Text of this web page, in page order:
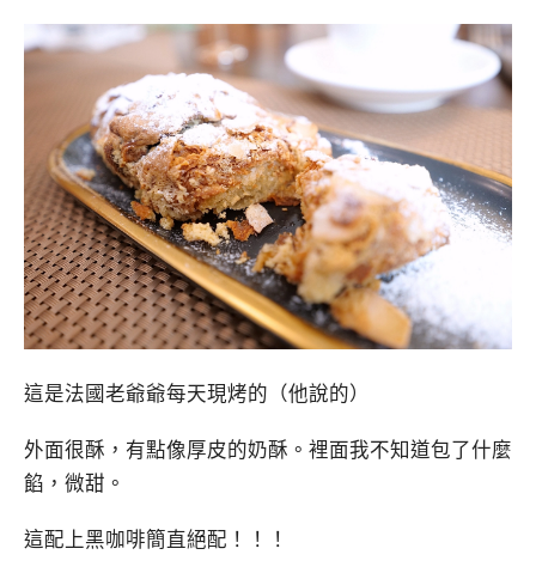
這是法國老爺爺每天現烤的（他說的）
外面很酥，有點像厚皮的奶酥。裡面我不知道包了什麼
餡，微甜。
這配上黑咖啡簡直絕配！！！